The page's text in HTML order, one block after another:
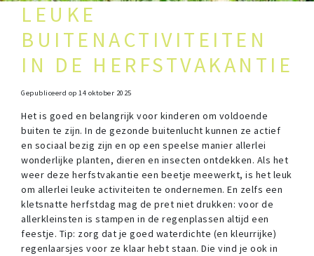
LEUKE
BUITENACTIVITEITEN
IN DE HERFSTVAKANTIE
Gepubliceerd op 14 oktober 2025
Het is goed en belangrijk voor kinderen om voldoende
buiten te zijn. In de gezonde buitenlucht kunnen ze actief
en sociaal bezig zijn en op een speelse manier allerlei
wonderlijke planten, dieren en insecten ontdekken. Als het
weer deze herfstvakantie een beetje meewerkt, is het leuk
om allerlei leuke activiteiten te ondernemen. En zelfs een
kletsnatte herfstdag mag de pret niet drukken: voor de
allerkleinsten is stampen in de regenplassen altijd een
feestje. Tip: zorg dat je goed waterdichte (en kleurrijke)
regenlaarsjes voor ze klaar hebt staan. Die vind je ook in